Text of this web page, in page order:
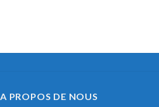
A PROPOS DE NOUS